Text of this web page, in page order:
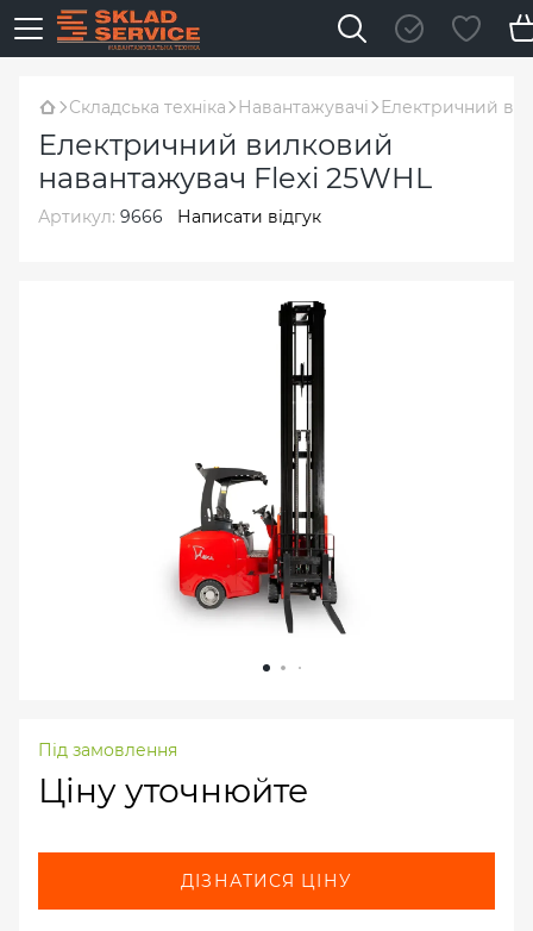
Складська техніка Навантажувачі Електричний
Електричний вилковий
навантажувач Flexi 25WHL
Артикул: 9666 Написати відгук
Під замовлення
Ціну уточнюйте
ДІЗНАТИСЯ ЦІНУ